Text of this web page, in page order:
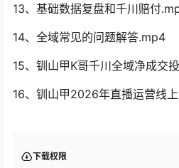
13、基础数据复盘和千川赔付
14、全域常见的问题解答.mp4
15、钏山甲K哥千川全域净成交
16、钏山甲2026年直播运营线
下载权限